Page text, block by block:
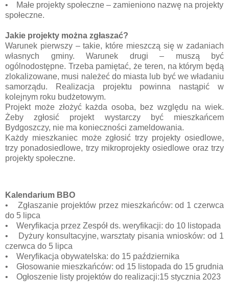
• Małe projekty społeczne – zamieniono nazwę na projekty
społeczne.
Jakie projekty można zgłaszać?
Warunek pierwszy – takie, które mieszczą się w zadaniach
własnych gminy. Warunek drugi – muszą być
ogólnodostępne. Trzeba pamiętać, że teren, na którym będą
zlokalizowane, musi należeć do miasta lub być we władaniu
samorządu. Realizacja projektu powinna nastąpić w
kolejnym roku budżetowym.
Projekt może złożyć każda osoba, bez względu na wiek.
Żeby zgłosić projekt wystarczy być mieszkańcem
Bydgoszczy, nie ma konieczności zameldowania.
Każdy mieszkaniec może zgłosić trzy projekty osiedlowe,
trzy ponadosiedlowe, trzy mikroprojekty osiedlowe oraz trzy
projekty społeczne.
Kalendarium BBO
• Zgłaszanie projektów przez mieszkańców: od 1 czerwca
do 5 lipca
• Weryfikacja przez Zespół ds. weryfikacji: do 10 listopada
• Dyżury konsultacyjne, warsztaty pisania wniosków: od 1
czerwca do 5 lipca
• Weryfikacja obywatelska: do 15 października
• Głosowanie mieszkańców: od 15 listopada do 15 grudnia
• Ogłoszenie listy projektów do realizacji:15 stycznia 2023